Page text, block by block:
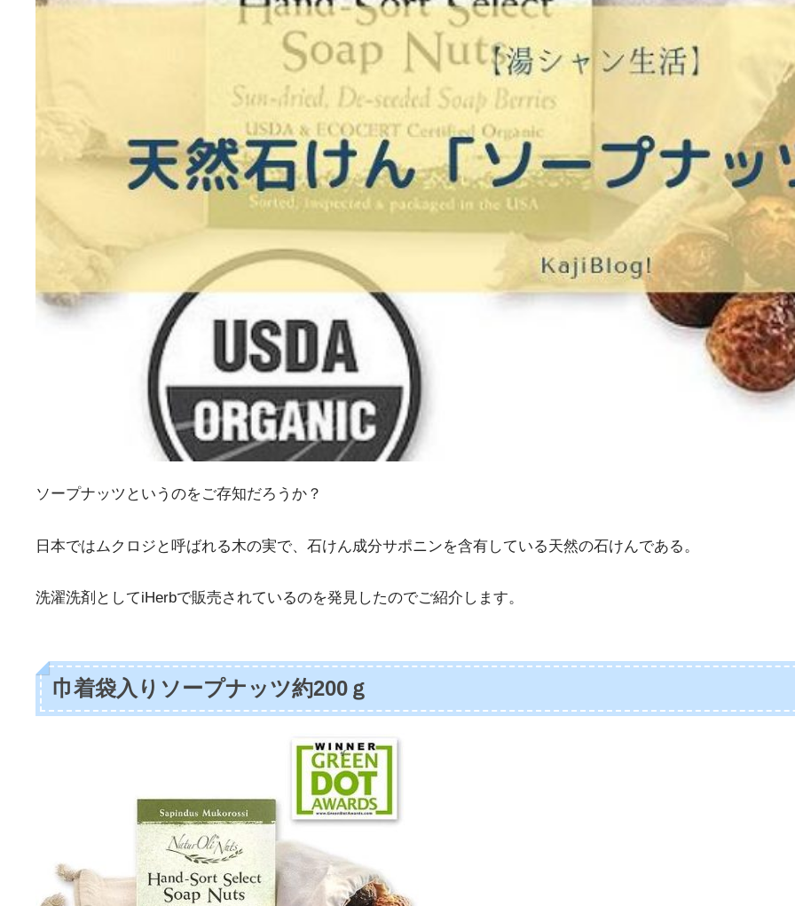
ソープナッツというのをご存知だろうか？
日本ではムクロジと呼ばれる木の実で、石けん成分サポニンを含有している天然の石けんである。
洗濯洗剤としてiHerbで販売されているのを発見したのでご紹介します。
巾着袋入りソープナッツ約200ｇ